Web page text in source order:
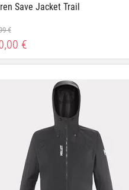
Save Jacket Trail
€
€